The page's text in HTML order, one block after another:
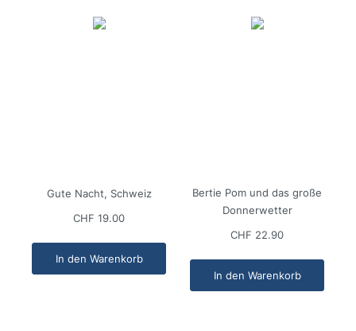
Gute Nacht, Schweiz
CHF 19.00
In den Warenkorb
Bertie Pom und das große
Donnerwetter
CHF 22.90
In den Warenkorb